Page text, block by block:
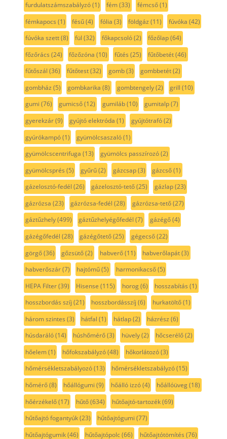
furdulatszámszabályzó(1) fém(33) fémcső(1)
fémkapocs (1) fésű(4) fólia (3) földgáz (11) fúvóka (42)
fúvóka szett(8) fül (32) főkapcsoló(2) főzőlap(64)
főzőrács (24) főzőzóna (10) fűtés (25) fűtőbetét(46)
fűtőszál (36) fűtőtest(32) gomb(3) gombbetét(2)
gombház (5) gombkarika (8) gombtengely(2) grill (10)
gumi (76) gumicső(12) gumiláb(10) gumitalp(7)
gyerekzár(9) gyújtó elektróda (1) gyújtótrafó(2)
gyúrókampó(1) gyümölcsaszaló(1)
gyümölcscentrifuga (13) gyümölcs passzírozó(2)
gyümölcsprés (5) gyűrű(2) gázcsap(3) gázcső(1)
gázelosztó-fedél (26) gázelosztó-tető(25) gázlap(23)
gázrózsa (23) gázrózsa-fedél (28) gázrózsa-tető(27)
gáztűzhely(499) gáztűzhelyégőfedél (7) gázégő(4)
gázégőfedél (28) gázégőtető(25) gégecső(22)
görgő(36) gőzsütő(2) habverő(11) habverőlapát(3)
habverőszár(7) hajtómű(5) harmonikacső(5)
HEPA Filter(39) Hisense (115) horog(6) hosszabítás (1)
hosszbordás szíj (21) hosszbordásszíj (6) hurkatöltő(1)
három szintes (3) hátfal (1) hátlap(2) házrész (6)
húsdaráló(14) húshőmérő(3) hüvely(2) hőcserélő(2)
hőelem(1) hőfokszabályzó(48) hőkorlátozó(3)
hőmérsékletszabályozó(13) hőmérsékletszabályzó(15)
hőmérő(8) hőállógumi (9) hőálló izzó(4) hőállóüveg(18)
hőérzékelő(17) hűtő(634) hűtőajtó-tartozék(69)
hűtőajtó fogantyúk(23) hűtőajtógumi (77)
hűtőajtógumik(46) hűtőajtópolc(66) hűtőajtótömítés (76)